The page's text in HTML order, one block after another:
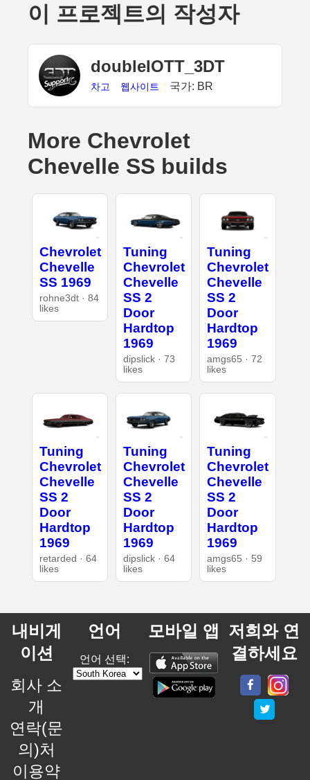
이 프로젝트의 작성자
doubleIOTT_3DT
차고 웹사이트 국가: BR
More Chevrolet
Chevelle SS builds
Chevrolet
Chevelle
SS 1969
rohne3dt · 84
likes
Tuning
Chevrolet
Chevelle
SS 2
Door
Hardtop
1969
dipslick · 73
likes
Tuning
Chevrolet
Chevelle
SS 2
Door
Hardtop
1969
amgs65 · 72
likes
Tuning
Chevrolet
Chevelle
SS 2
Door
Hardtop
1969
retarded · 64
likes
Tuning
Chevrolet
Chevelle
SS 2
Door
Hardtop
1969
dipslick · 64
likes
Tuning
Chevrolet
Chevelle
SS 2
Door
Hardtop
1969
amgs65 · 59
likes
내비게
이션
회사 소
개
연락(문
의)처
이용약
언어
언어 선택:
모바일 앱 저희와 연
결하세요